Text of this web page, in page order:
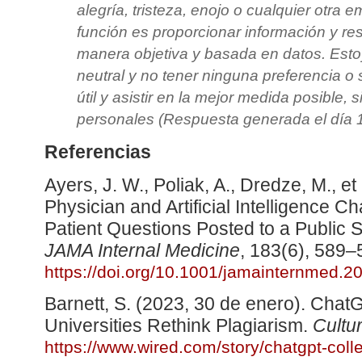
alegría, tristeza, enojo o cualquier otra
función es proporcionar información y
manera objetiva y basada en datos.
neutral y no tener ninguna preferencia o
útil y asistir en la mejor medida posible,
personales (Respuesta generada el día
Referencias
Ayers, J. W., Poliak, A., Dredze, M.,
Physician and Artificial Intelligence
Patient Questions Posted to a Public
JAMA Internal Medicine, 183(6),
https://doi.org/10.1001/
Barnett, S. (2023, 30 de enero).
Universities Rethink Plagiarism.
https://www.wired.com/story/chatgpt-